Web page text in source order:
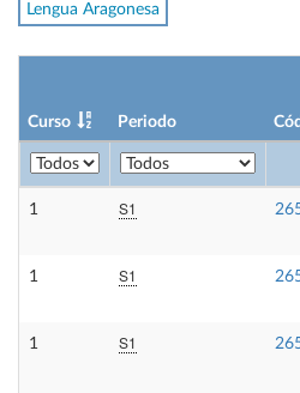
Lengua Aragonesa
Curso Periodo
1 S1
1 S1
1 S1